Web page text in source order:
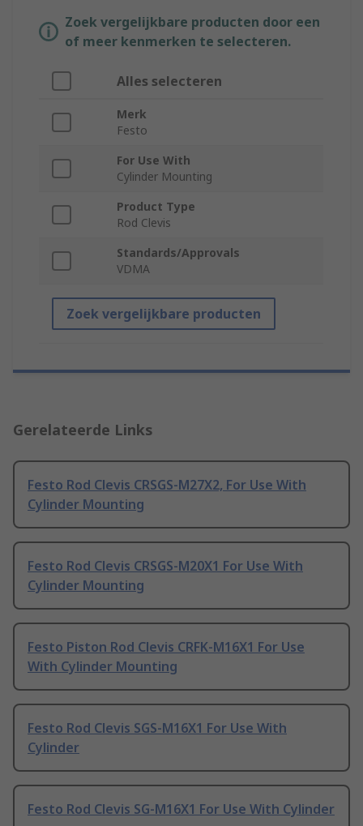
Zoek vergelijkbare producten door een
of meer kenmerken te selecteren.
Alles selecteren
Merk
Festo
For Use With
Cylinder Mounting
Product Type
Rod Clevis
Standards/Approvals
VDMA
Zoek vergelijkbare producten
Gerelateerde Links
Festo Rod Clevis CRSGS-M27X2, For Use With
Cylinder Mounting
Festo Rod Clevis CRSGS-M20X1 For Use With
Cylinder Mounting
Festo Piston Rod Clevis CRFK-M16X1 For Use
With Cylinder Mounting
Festo Rod Clevis SGS-M16X1 For Use With
Cylinder
Festo Rod Clevis SG-M16X1 For Use With Cylinder